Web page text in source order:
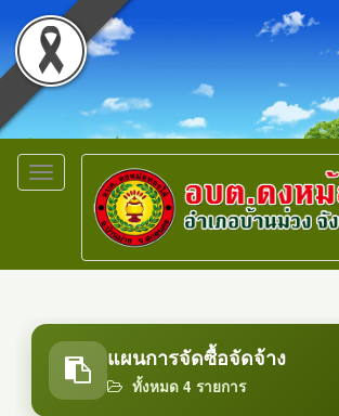
Toggle
navigation
แผนการจัดซื้อจัดจ้าง
ทั้งหมด 4 รายการ